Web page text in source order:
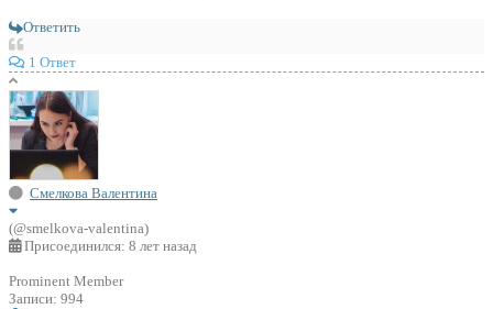
Ответить
1 Ответ
Смелкова Валентина
(@smelkova-valentina)
Присоединился: 8 лет назад
Prominent Member
Записи: 994